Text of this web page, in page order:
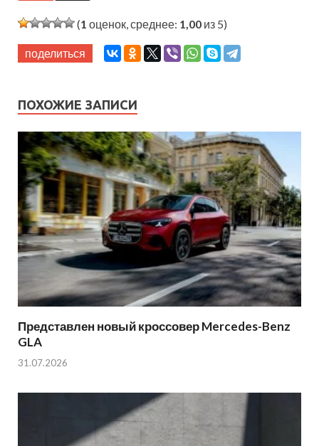
(1 оценок, среднее: 1,00 из 5)
поделиться
ПОХОЖИЕ ЗАПИСИ
Представлен новый кроссовер Mercedes-Benz
GLA
31.07.2026